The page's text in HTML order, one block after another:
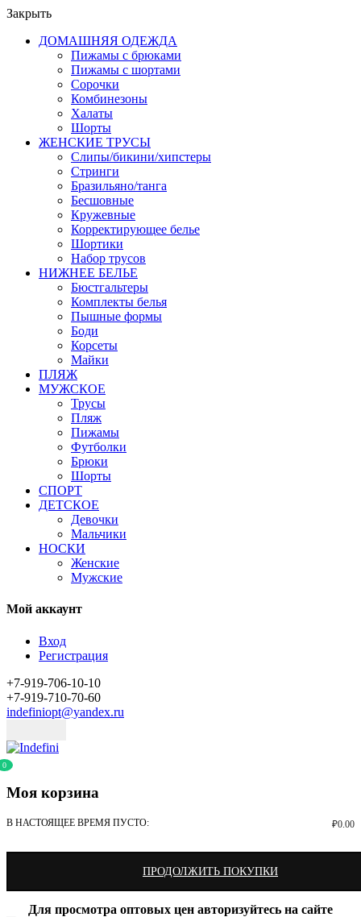
Закрыть
ДОМАШНЯЯ ОДЕЖДА
Пижамы с брюками
Пижамы с шортами
Сорочки
Комбинезоны
Халаты
Шорты
ЖЕНСКИЕ ТРУСЫ
Слипы/бикини/хипстеры
Стринги
Бразильяно/танга
Бесшовные
Кружевные
Корректирующее белье
Шортики
Набор трусов
НИЖНЕЕ БЕЛЬЕ
Бюстгальтеры
Комплекты белья
Пышные формы
Боди
Корсеты
Майки
ПЛЯЖ
МУЖСКОЕ
Трусы
Пляж
Пижамы
Футболки
Брюки
Шорты
СПОРТ
ДЕТСКОЕ
Девочки
Мальчики
НОСКИ
Женские
Мужские
Мой аккаунт
Вход
Регистрация
+7-919-706-10-10
+7-919-710-70-60
indefiniopt@yandex.ru
0
Моя корзина
В НАСТОЯЩЕЕ ВРЕМЯ ПУСТО: ₽0.00
ПРОДОЛЖИТЬ ПОКУПКИ
Для просмотра оптовых цен авторизуйтесь на сайте